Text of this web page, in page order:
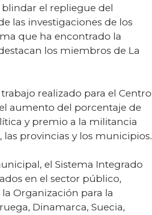
el repliegue del
las investigaciones de los
que ha encontrado la
los miembros de La
realizado para el Centro
aumento del porcentaje de
y premio a la militancia
provincias y los municipios.
el Sistema Integrado
en el sector público,
Organización para la
Dinamarca, Suecia,